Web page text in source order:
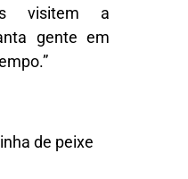
visitem a
gente em
de peixe